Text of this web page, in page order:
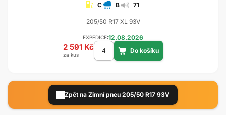
C
B 71
205/50 R17 XL 93V
EXPEDICE:12.08.2026
2 591 Kč
za kus
Zpět na Zimní pneu 205/50 R17 93V